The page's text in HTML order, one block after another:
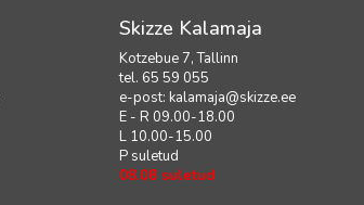
Skizze Kalamaja
Kotzebue 7, Tallinn
tel. 65 59 055
e-post: kalamaja@skizze.ee
E - R 09.00-18.00
L 10.00-15.00
P suletud
08.08 suletud